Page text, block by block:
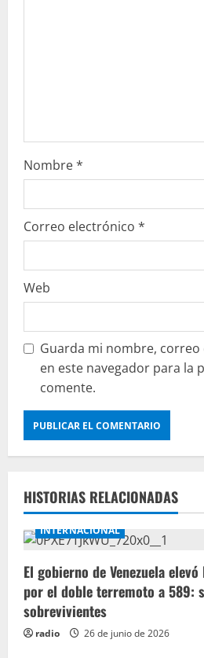
Nombre*
Correo electrónico *
Web
Guarda mi nombre, correo
en este navegador para la
comente.
HISTORIAS RELACIONADAS
INTERNACIONAL
El gobierno de Venezuela
por el doble terremoto a 589:
sobrevivientes
radio 26 de junio de 2026